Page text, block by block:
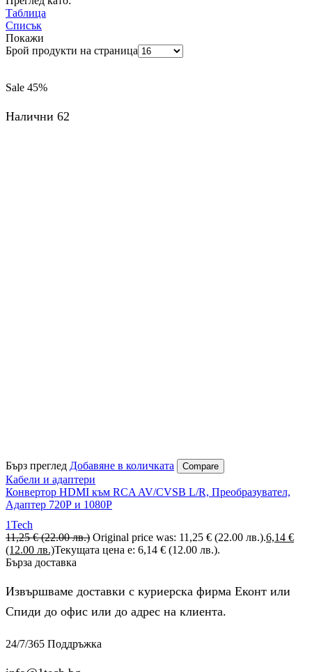
Таблица
Списък
Покажи
Брой продукти на страница
Sale 45%
Налични 62
Бърз преглед Добавяне в количката Compare
Кабели и адаптери
Конвертор HDMI към RCA AV/CVSB L/R, Преобразувател,
Адаптер 720Р и 1080Р
1Tech
11,25€ (22.00 лв.) Original price was: 11,25 € (22.00 лв.).6,14 €
(12.00 лв.)Текущата цена е: 6,14 € (12.00 лв.).
Бърза доставка
Извършваме доставки с куриерска фирма Еконт или
Спиди до офис или до адрес на клиента.
24/7/365 Поддръжка